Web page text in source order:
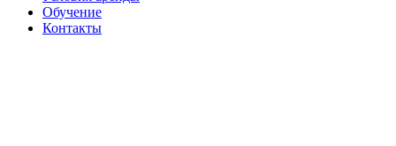
Обучение
Контакты